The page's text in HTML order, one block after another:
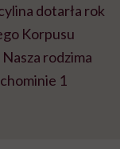
dotarła rok
Korpusu
rodzima
1